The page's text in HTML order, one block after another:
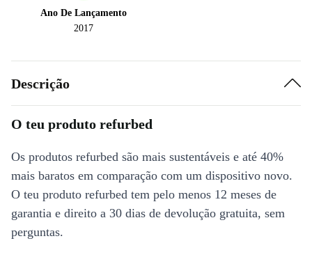
Ano De Lançamento
2017
Descrição
O teu produto refurbed
Os produtos refurbed são mais sustentáveis e até 40%
mais baratos em comparação com um dispositivo novo.
O teu produto refurbed tem pelo menos 12 meses de
garantia e direito a 30 dias de devolução gratuita, sem
perguntas.